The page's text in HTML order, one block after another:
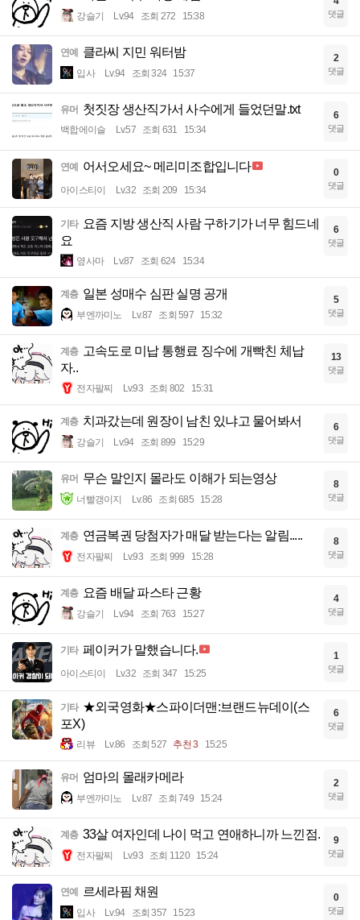
강슬기 Lv.94 조회 272 15:38 댓글
연예 클라씨 지민 워터밤
입사 Lv.94 조회 324 15:37
2
댓글
유머 첫짓장 생산직가서 사수에게 들었던말.txt
백합에이슬 Lv.57 조회 631 15:34
6
댓글
연예 어서오세요~ 메리미조합입니다
아이스티이 Lv.32 조회 209 15:34
0
댓글
기타 요즘 지방 생산직 사람 구하기가 너무 힘드네
요
옆사마 Lv.87 조회 624 15:34
6
댓글
계층 일본 성매수 심판 실명 공개
부엔까미노 Lv.87 조회 597 15:32
5
댓글
계층 고속도로 미납 통행료 징수에 개빡친 체납
자..
전자팔찌 Lv.93 조회 802 15:31
13
댓글
계층 치과갔는데 원장이 남친 있냐고 물어봐서
강슬기 Lv.94 조회 899 15:29
6
댓글
유머 무슨 말인지 몰라도 이해가 되는영상
너빨갱이지 Lv.86 조회 685 15:28
8
댓글
계층 연금복권 당첨자가 매달 받는다는 알림.....
전자팔찌 Lv.93 조회 999 15:28
8
댓글
계층 요즘 배달 파스타 근황
강슬기 Lv.94 조회 763 15:27
4
댓글
기타 페이커가 말했습니다.
아이스티이 Lv.32 조회 347 15:25
1
댓글
기타 ★외국영화★스파이더맨:브랜드뉴데이(스
포X)
리뷰 Lv.86 조회 527 추천 3 15:25
6
댓글
유머 엄마의 몰래카메라
부엔까미노 Lv.87 조회 749 15:24
2
댓글
계층 33살 여자인데 나이 먹고 연애하니까 느낀점.
전자팔찌 Lv.93 조회 1120 15:24
9
댓글
연예 르세라핌 채원
입사 Lv.94 조회 357 15:23
0
댓글